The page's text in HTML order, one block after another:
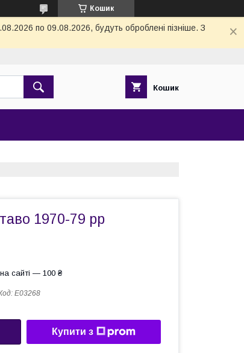
Кошик
по 09.08.2026, будуть оброблені пізніше. З
Кошик
1970-79 рр
сайті — 100 ₴
Е03268
Купити з